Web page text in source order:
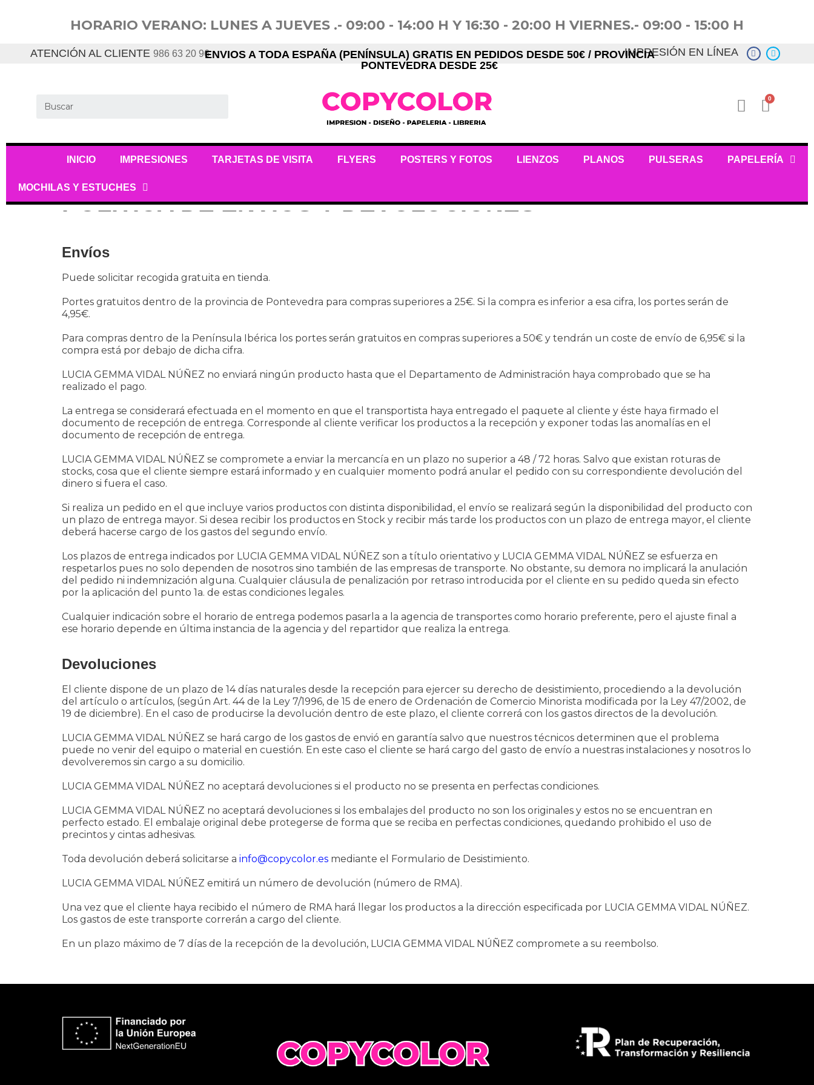
HORARIO VERANO: LUNES A JUEVES .- 09:00 - 14:00 H Y 16:30 - 20:00 H VIERNES.- 09:00 - 15:00 H
ENVIOS A TODA ESPAÑA (PENÍNSULA) GRATIS EN PEDIDOS DESDE 50€ / PROVINCIA
PONTEVEDRA DESDE 25€
ATENCIÓN AL CLIENTE 986 63 20 96 IMPRESIÓN EN LÍNEA
INICIO IMPRESIONES TARJETAS DE VISITA FLYERS POSTERS Y FOTOS LIENZOS PLANOS PULSERAS PAPELERÍA
MOCHILAS Y ESTUCHES
POLÍTICA DE ENVÍOS Y DEVOLUCIONES
Envíos
Puede solicitar recogida gratuita en tienda.
Portes gratuitos dentro de la provincia de Pontevedra para compras superiores a 25€. Si la compra es inferior a esa cifra, los portes serán de
4,95€.
Para compras dentro de la Península Ibérica los portes serán gratuitos en compras superiores a 50€ y tendrán un coste de envío de 6,95€ si la
compra está por debajo de dicha cifra.
LUCIA GEMMA VIDAL NÚÑEZ no enviará ningún producto hasta que el Departamento de Administración haya comprobado que se ha
realizado el pago.
La entrega se considerará efectuada en el momento en que el transportista haya entregado el paquete al cliente y éste haya firmado el
documento de recepción de entrega. Corresponde al cliente verificar los productos a la recepción y exponer todas las anomalías en el
documento de recepción de entrega.
LUCIA GEMMA VIDAL NÚÑEZ se compromete a enviar la mercancía en un plazo no superior a 48 / 72 horas. Salvo que existan roturas de
stocks, cosa que el cliente siempre estará informado y en cualquier momento podrá anular el pedido con su correspondiente devolución del
dinero si fuera el caso.
Si realiza un pedido en el que incluye varios productos con distinta disponibilidad, el envío se realizará según la disponibilidad del producto con
un plazo de entrega mayor. Si desea recibir los productos en Stock y recibir más tarde los productos con un plazo de entrega mayor, el cliente
deberá hacerse cargo de los gastos del segundo envío.
Los plazos de entrega indicados por LUCIA GEMMA VIDAL NÚÑEZ son a título orientativo y LUCIA GEMMA VIDAL NÚÑEZ se esfuerza en
respetarlos pues no solo dependen de nosotros sino también de las empresas de transporte. No obstante, su demora no implicará la anulación
del pedido ni indemnización alguna. Cualquier cláusula de penalización por retraso introducida por el cliente en su pedido queda sin efecto
por la aplicación del punto 1a. de estas condiciones legales.
Cualquier indicación sobre el horario de entrega podemos pasarla a la agencia de transportes como horario preferente, pero el ajuste final a
ese horario depende en última instancia de la agencia y del repartidor que realiza la entrega.
Devoluciones
El cliente dispone de un plazo de 14 días naturales desde la recepción para ejercer su derecho de desistimiento, procediendo a la devolución
del artículo o artículos, (según Art. 44 de la Ley 7/1996, de 15 de enero de Ordenación de Comercio Minorista modificada por la Ley 47/2002, de
19 de diciembre). En el caso de producirse la devolución dentro de este plazo, el cliente correrá con los gastos directos de la devolución.
LUCIA GEMMA VIDAL NÚÑEZ se hará cargo de los gastos de envió en garantía salvo que nuestros técnicos determinen que el problema
puede no venir del equipo o material en cuestión. En este caso el cliente se hará cargo del gasto de envío a nuestras instalaciones y nosotros lo
devolveremos sin cargo a su domicilio.
LUCIA GEMMA VIDAL NÚÑEZ no aceptará devoluciones si el producto no se presenta en perfectas condiciones.
LUCIA GEMMA VIDAL NÚÑEZ no aceptará devoluciones si los embalajes del producto no son los originales y estos no se encuentran en
perfecto estado. El embalaje original debe protegerse de forma que se reciba en perfectas condiciones, quedando prohibido el uso de
precintos y cintas adhesivas.
Toda devolución deberá solicitarse a info@copycolor.es mediante el Formulario de Desistimiento.
LUCIA GEMMA VIDAL NÚÑEZ emitirá un número de devolución (número de RMA).
Una vez que el cliente haya recibido el número de RMA hará llegar los productos a la dirección especificada por LUCIA GEMMA VIDAL NÚÑEZ.
Los gastos de este transporte correrán a cargo del cliente.
En un plazo máximo de 7 días de la recepción de la devolución, LUCIA GEMMA VIDAL NÚÑEZ compromete a su reembolso.